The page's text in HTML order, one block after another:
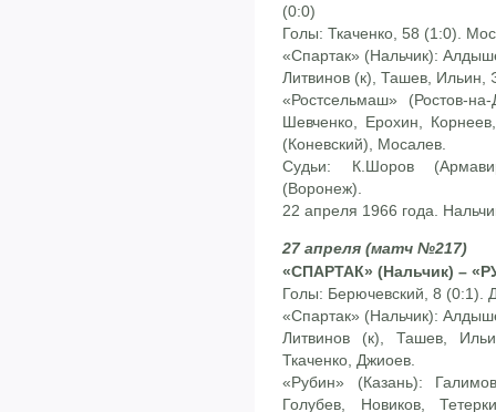
(0:0)
Голы: Ткаченко, 58 (1:0).
«Спартак» (Нальчик):
Литвинов (к), Ташев, Ильин,
«Ростсельмаш» (Ростов-
Шевченко, Ерохин,
(Коневский), Мосалев.
Судьи: К.Шоров
(Воронеж).
22 апреля 1966 года.
27 апреля (матч №217)
«СПАРТАК» (Нальчик) –
Голы: Берючевский, 8 (0:1).
«Спартак» (Нальчик):
Литвинов (к), Ташев,
Ткаченко, Джиоев.
«Рубин» (Казань):
Голубев, Новиков,